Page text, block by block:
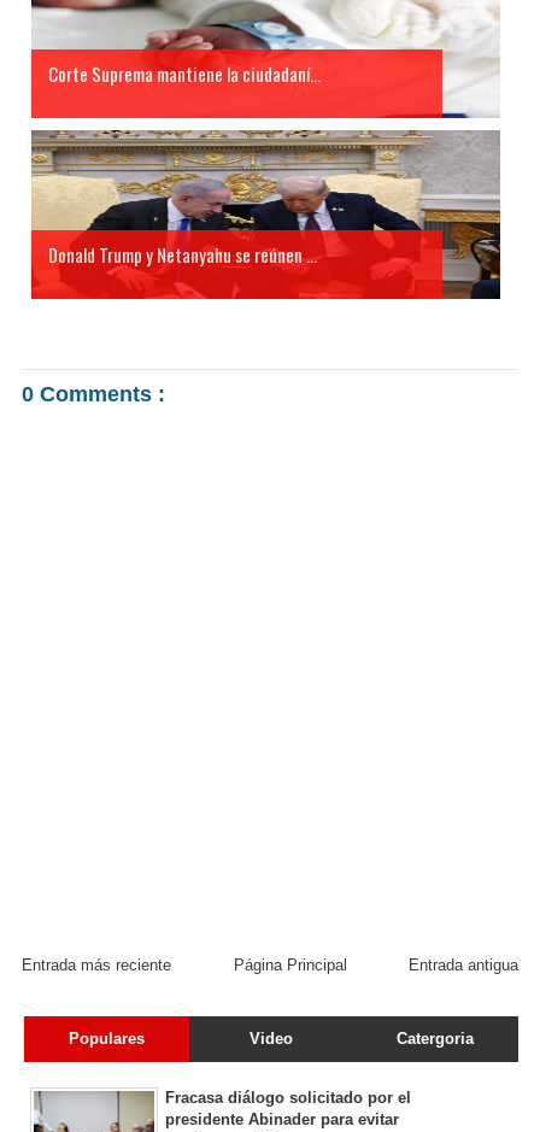
Corte Suprema mantiene la ciudadaní...
Donald Trump y Netanyahu se reúnen ...
0 Comments :
Entrada más reciente Entrada antigua
Página Principal
Populares Video Catergoria
Fracasa diálogo solicitado por el
presidente Abinader para evitar